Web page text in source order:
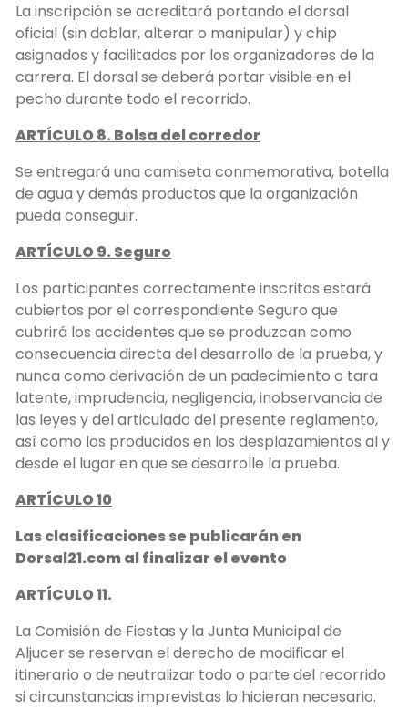
La inscripción se acreditará portando el dorsal
oficial (sin doblar, alterar o manipular) y chip
asignados y facilitados por los organizadores de la
carrera. El dorsal se deberá portar visible en el
pecho durante todo el recorrido.
ARTÍCULO 8. Bolsa del corredor
Se entregará una camiseta conmemorativa, botella
de agua y demás productos que la organización
pueda conseguir.
ARTÍCULO 9. Seguro
Los participantes correctamente inscritos estará
cubiertos por el correspondiente Seguro que
cubrirá los accidentes que se produzcan como
consecuencia directa del desarrollo de la prueba, y
nunca como derivación de un padecimiento o tara
latente, imprudencia, negligencia, inobservancia de
las leyes y del articulado del presente reglamento,
así como los producidos en los desplazamientos al y
desde el lugar en que se desarrolle la prueba.
ARTÍCULO 10
Las clasificaciones se publicarán en
Dorsal21.com al finalizar el evento
ARTÍCULO 11.
La Comisión de Fiestas y la Junta Municipal de
Aljucer se reservan el derecho de modificar el
itinerario o de neutralizar todo o parte del recorrido
si circunstancias imprevistas lo hicieran necesario.